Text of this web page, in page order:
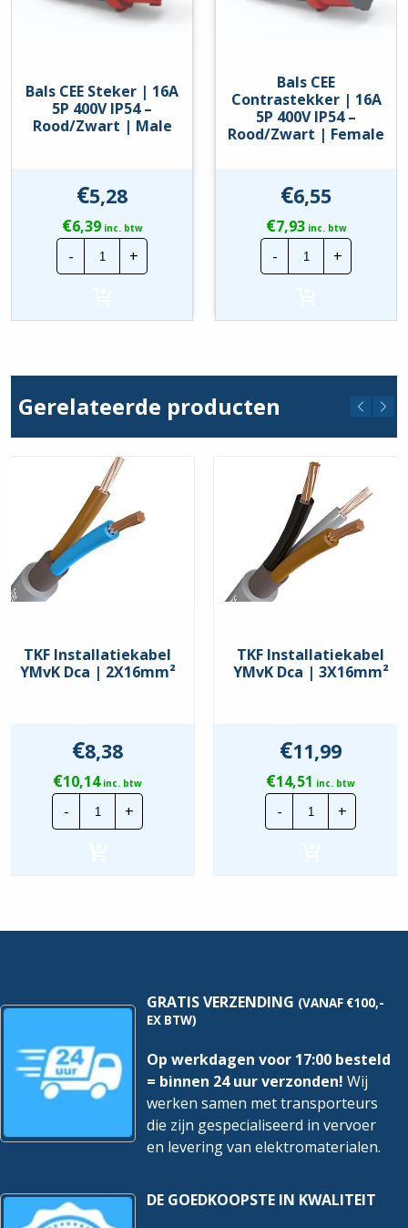
Bals CEE Steker | 16A
5P 400V IP54 –
Rood/Zwart | Male
€5,28
€6,39inc. btw
-
Bals
CEE
Steker
5P
Rood/Zwart
Male
hoeveelheid
+
Bals CEE
Contrastekker | 16A
5P 400V IP54 –
Rood/Zwart | Female
€6,55
€7,93inc. btw
-
Bals
CEE
Contrastekker
5P
Rood/Zwart
+
Gerelateerde producten
TKF Installatiekabel
YMvK Dca | 2X16mm²
€8,38
€10,14inc. btw
-
TKF
Installatiekabel
YMvK
+
TKF Installatiekabel
YMvK Dca | 3X16mm²
€11,99
€14,51 inc. btw
-
TKF
YMvK
+
GRATIS VERZENDING (VANAF €100,-
EX BTW)
Op werkdagen voor 17:00 besteld
= binnen 24 uur verzonden! Wij
werken samen met transporteurs
die zijn gespecialiseerd in vervoer
en levering van elektromaterialen.
DE GOEDKOOPSTE IN KWALITEIT